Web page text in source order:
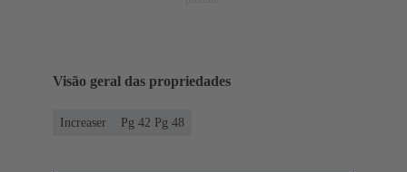
Visão geral das propriedades
Increaser Pg 42 Pg 48